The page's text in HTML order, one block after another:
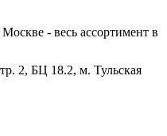
- весь ассортимент в
2, БЦ 18.2, м. Тульская